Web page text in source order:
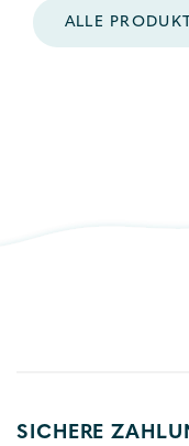
ALLE
SICHERE